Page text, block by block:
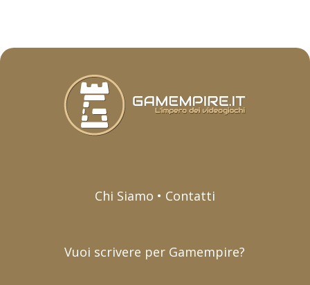
Chi Siamo • Contatti
Vuoi scrivere per Gamempire?